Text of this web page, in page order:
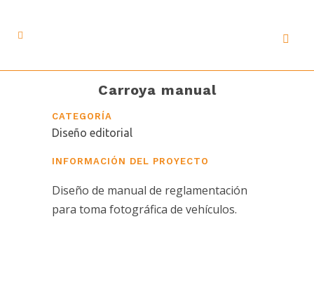
Carroya manual
CATEGORÍA
Diseño editorial
INFORMACIÓN DEL PROYECTO
Diseño de manual de reglamentación
para toma fotográfica de vehículos.